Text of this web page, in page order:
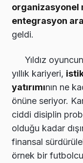
organizasyonel
entegrasyon
geldi.
Yıldız
yıllık kariyeri,
yatırımının ne
önüne seriyor.
ciddi disiplin
olduğu kadar
finansal
örnek bir